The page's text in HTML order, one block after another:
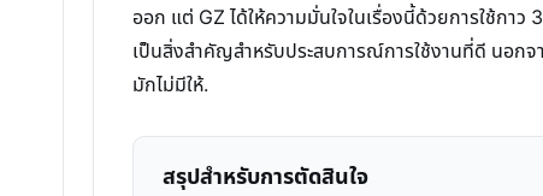
ออก แต่ GZ ได้ให้ความมั่นใจในเรื่องนี้ด้วยการใช้กา
เป็นสิ่งสำคัญสำหรับประสบการณ์การใช้งานที่ดี นอก
มักไม่มีให้.
สรุปสำหรับการตัดสินใจ